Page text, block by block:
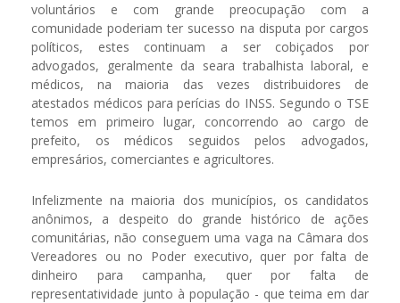
voluntários e com grande preocupação com a
comunidade poderiam ter sucesso na disputa por cargos
políticos, estes continuam a ser cobiçados por
advogados, geralmente da seara trabalhista laboral, e
médicos, na maioria das vezes distribuidores de
atestados médicos para perícias do INSS. Segundo o TSE
temos em primeiro lugar, concorrendo ao cargo de
prefeito, os médicos seguidos pelos advogados,
empresários, comerciantes e agricultores.
Infelizmente na maioria dos municípios, os candidatos
anônimos, a despeito do grande histórico de ações
comunitárias, não conseguem uma vaga na Câmara dos
Vereadores ou no Poder executivo, quer por falta de
dinheiro para campanha, quer por falta de
representatividade junto à população - que teima em dar